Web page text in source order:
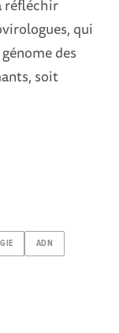
réfléchir
qui
des
soit
ADN